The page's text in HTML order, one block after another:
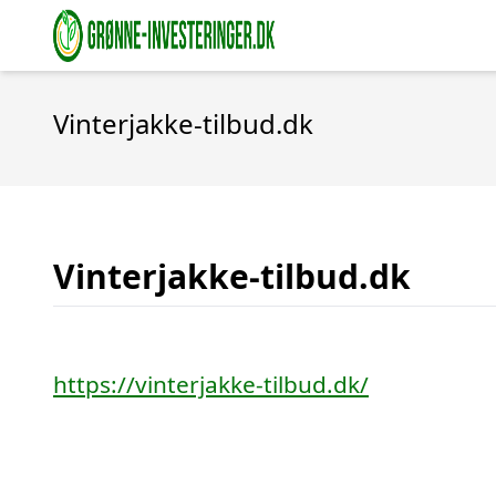
Vinterjakke-tilbud.dk
Vinterjakke-tilbud.dk
https://vinterjakke-tilbud.dk/